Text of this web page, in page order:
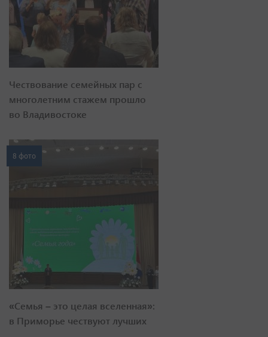
Чествование семейных пар с
многолетним стажем прошло
во Владивостоке
8 фото
«Семья – это целая вселенная»:
в Приморье чествуют лучших